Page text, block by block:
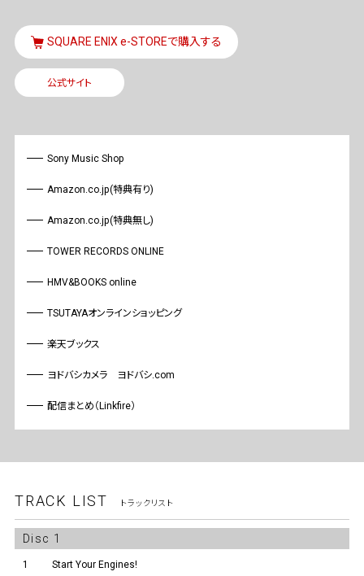
SQUARE ENIX e-STOREで購入する
公式サイト
Sony Music Shop
Amazon.co.jp(特典有り)
Amazon.co.jp(特典無し)
TOWER RECORDS ONLINE
HMV&BOOKS online
TSUTAYAオンラインショッピング
楽天ブックス
ヨドバシカメラ ヨドバシ.com
配信まとめ（Linkfire）
TRACK LIST トラックリスト
Disc 1
1
Start Your Engines!